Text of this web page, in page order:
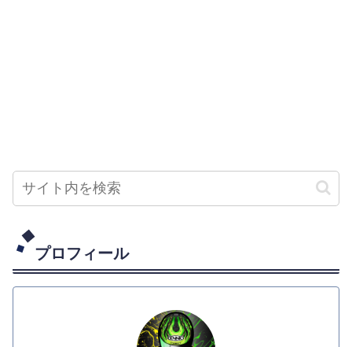
プロフィール